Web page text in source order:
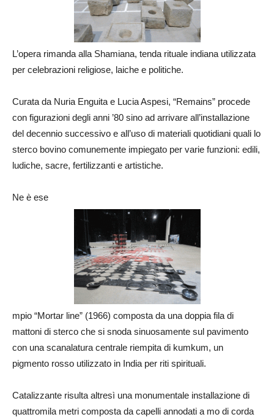
L’opera rimanda alla Shamiana, tenda rituale indiana utilizzata
per celebrazioni religiose, laiche e politiche.
Curata da Nuria Enguita e Lucia Aspesi, “Remains” procede
con figurazioni degli anni ’80 sino ad arrivare all’installazione
del decennio successivo e all’uso di materiali quotidiani quali lo
sterco bovino comunemente impiegato per varie funzioni: edili,
ludiche, sacre, fertilizzanti e artistiche.
Ne è ese
mpio “Mortar line” (1966) composta da una doppia fila di
mattoni di sterco che si snoda sinuosamente sul pavimento
con una scanalatura centrale riempita di kumkum, un
pigmento rosso utilizzato in India per riti spirituali.
Catalizzante risulta altresì una monumentale installazione di
quattromila metri composta da capelli annodati a mo di corda